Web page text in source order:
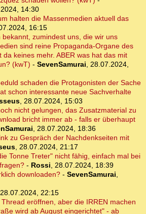
14:30
halten die Massenmedien aktuell das
16:15
bekannt, zumindest uns, die wir uns
sind reine Propaganda-Organe des
da keines mehr. ABER was hat das mit
(kwT) - SevenSamurai, 28.07.2024,
schaden die Protagonisten der Sache
schon interessante neue Sachverhalte
, 28.07.2024, 15:03
nicht gelungen, das Zusatzmaterial zu
bricht immer ab - falls er überhaupt
, 28.07.2024, 18:36
zu Gespräch der Nachdenkseiten mit
, 28.07.2024, 21:17
Tonne Treter" nicht fähig, einfach mal bei
- Rossi, 28.07.2024, 18:39
downloaden?- SevenSamurai,
28.07.2024, 22:15
eröffnen, aber die IRREN machen
wird ab August eingerichtet" - ab